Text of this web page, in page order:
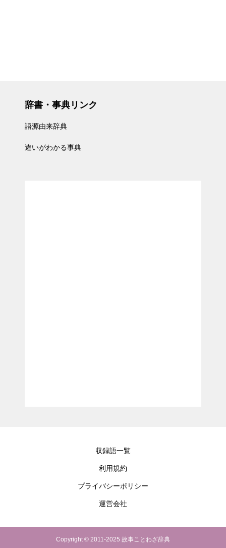
辞書・事典リンク
語源由来辞典
違いがわかる事典
収録語一覧
利用規約
プライバシーポリシー
運営会社
Copyright © 2011-2025 故事ことわざ辞典